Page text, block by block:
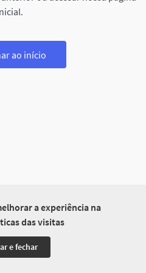
a experiência na
das visitas
e fechar
ao início